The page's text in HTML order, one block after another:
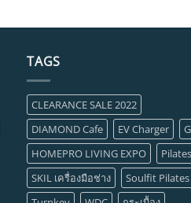
TAGS
CLEARANCE SALE 2022
DIAMOND Cafe
EV Charger
HOMEPRO LIVING EXPO
Pilates
SKIL เครื่องมือช่าง
Soulfit Pilates